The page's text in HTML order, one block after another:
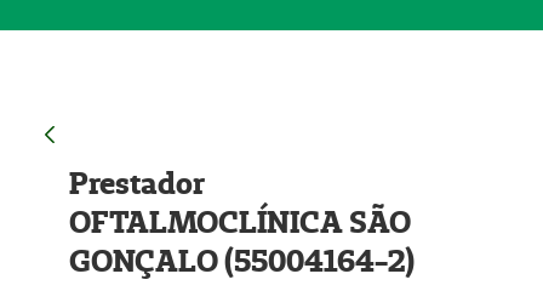
Prestador
OFTALMOCLÍNICA SÃO
GONÇALO (55004164-2)